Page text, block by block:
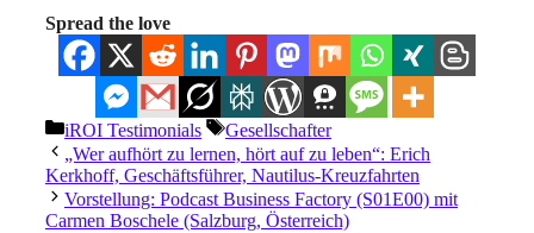
Spread the love
Kategorien
iROI Testimonials Schlagwörter
Gesellschafter
„Wer aufhört zu lernen, hört auf zu leben“: Erich
Kerkhoff, Geschäftsführer, Nautilus-Kreuzfahrten
Vorstellung: Podcast Business Factory (S01E00) mit
Carmen Boschele (Salzburg, Österreich)